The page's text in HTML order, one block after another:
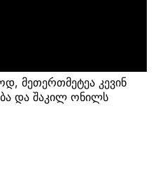
მეთერთმეტეა კევინ
და შაკილ ონილს